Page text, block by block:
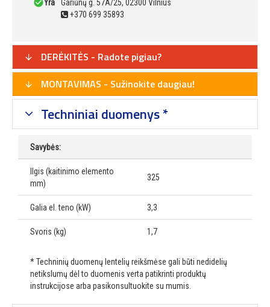
Yra
Gariūnų g. 57A/25, 02300 Vilnius
+370 699 35893
DERĖKITĖS - Radote pigiau?
MONTAVIMAS - Sužinokite daugiau!
Techniniai duomenys *
Savybės:
Ilgis (kaitinimo elemento
mm)
325
Galia el. teno (kW) 3,3
Svoris (kg) 1,7
* Techninių duomenų lentelių reikšmėse gali būti nedidelių
netikslumų dėl to duomenis verta patikrinti produktų
instrukcijose arba pasikonsultuokite su mumis.